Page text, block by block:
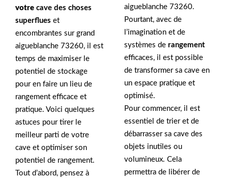
votre cave des choses
superflues et
encombrantes sur grand
aigueblanche 73260, il est
temps de maximiser le
potentiel de stockage
pour en faire un lieu de
rangement efficace et
pratique. Voici quelques
astuces pour tirer le
meilleur parti de votre
cave et optimiser son
potentiel de rangement.
Tout d’abord, pensez à
aigueblanche 73260.
Pourtant, avec de
l’imagination et de
systèmes de rangement
efficaces, il est possible
de transformer sa cave en
un espace pratique et
optimisé.
Pour commencer, il est
essentiel de trier et de
débarrasser sa cave des
objets inutiles ou
volumineux. Cela
permettra de libérer de